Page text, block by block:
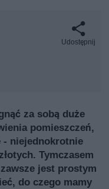
Udostępnij
za sobą duże
pomieszczeń,
- niejednokrotnie
Tymczasem
jest prostym
do czego mamy